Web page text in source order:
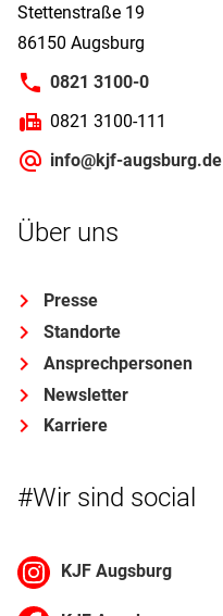
Stettenstraße 19
86150 Augsburg
0821 3100-0
0821 3100-111
info@kjf-augsburg.de
Über uns
Presse
Standorte
Ansprechpersonen
Newsletter
Karriere
#Wir sind social
KJF Augsburg